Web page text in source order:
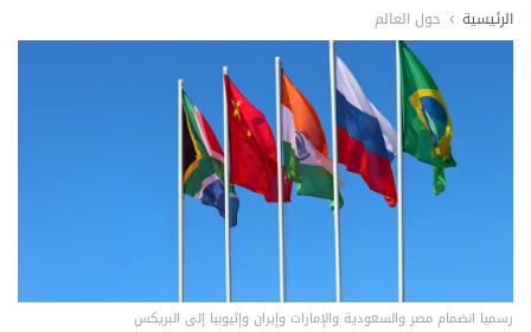
الرئيسية حول العالم
رسميا انضمام مصر والسعودية والإمارات وإيران وإثيوبيا إلى البريكس